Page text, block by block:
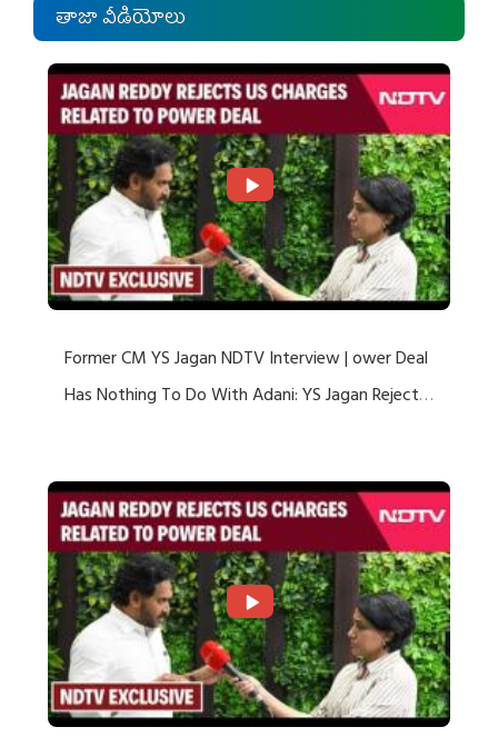
తాజా వీడియోలు
Former CM YS Jagan NDTV Interview | ower Deal
Has Nothing To Do With Adani: YS Jagan Rejects